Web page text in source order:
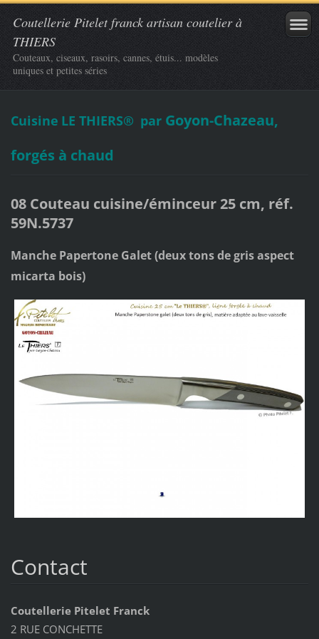
Coutellerie Pitelet franck artisan coutelier à
THIERS
Couteaux, ciseaux, rasoirs, cannes, étuis... modèles
uniques et petites séries
Cuisine LE THIERS® par Goyon-Chazeau,
forgés à chaud
08 Couteau cuisine/éminceur 25 cm, réf.
59N.5737
Manche Papertone Galet (deux tons de gris aspect
micarta bois)
Contact
Coutellerie Pitelet Franck
2 RUE CONCHETTE